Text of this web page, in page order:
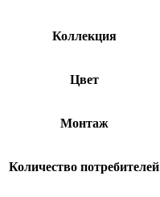
Коллекция
Цвет
Монтаж
Количество потребителей